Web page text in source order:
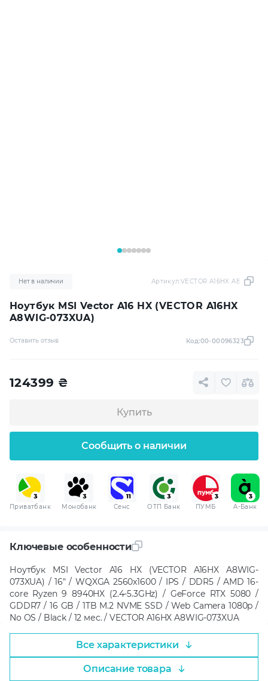
Ноутбук MSI Vector A16 HX (VECTOR A16HX
A8WIG-073XUA)
Нет в наличии Артикул:VECTOR A16HX A8WIG-
Оставить отзыв Код:00-00096323
124399 ₴
Купить
Сообщить о наличии
Приватбанк Монобанк Сенс ОТП Банк ПУМБ A-Банк
Ключевые особенности
Ноутбук MSI Vector A16 HX (VECTOR A16HX A8WIG-
073XUA) / 16" / WQXGA 2560x1600 / IPS / DDR5 / AMD 16-
core Ryzen 9 8940HX (2.4-5.3GHz) / GeForce RTX 5080 /
GDDR7 / 16 GB / 1TB M.2 NVME SSD / Web Camera 1080p /
No OS / Black / 12 мес. / VECTOR A16HX A8WIG-073XUA
Все характеристики
Описание товара